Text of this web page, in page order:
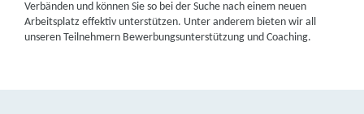
Verbänden und können Sie so bei der Suche nach einem neuen
Arbeitsplatz effektiv unterstützen. Unter anderem bieten wir all
unseren Teilnehmern Bewerbungsunterstützung und Coaching.